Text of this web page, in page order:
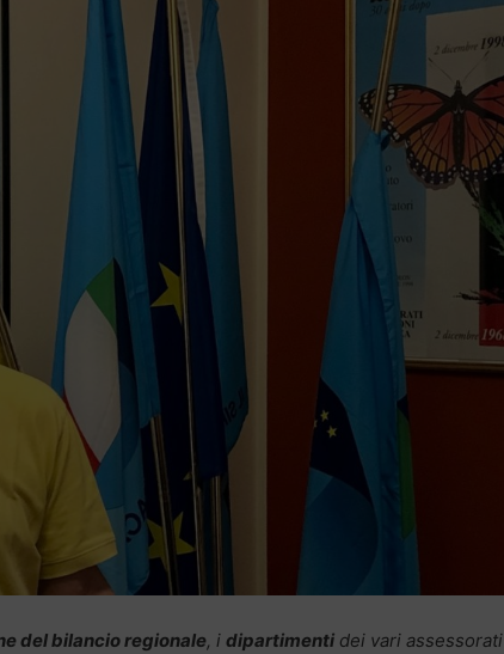
del bilancio regionale, i dipartimenti dei vari assessorati